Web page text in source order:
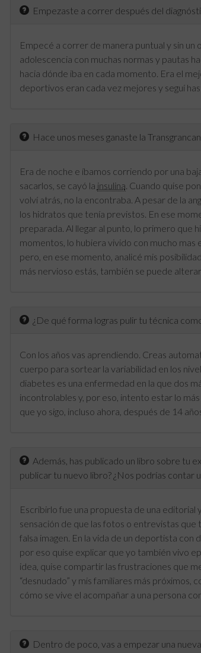
Empezaste a correr después del
Empecé a correr de manera puntual y sin
adolescencia con muchas normas y pautas
hacia dónde iba en cada momento. Era el
deportivos eran cada vez mejores y seguí
Hace unos meses ganaste la
Era de noche e íbamos corriendo por una
sacarlos, se cayó la insulina. Cuando quise
volví atrás, no la encontraba. A pesar de la
los hidratos que tenía previstos. En ese
preparada. Al llegar al punto, lo primero que
momentos, lo hubiera vivido con mucho mas
pero, en ese momento, analicé mis
más nervioso estás, también se puede
¿De qué forma logras pulir tu técnica
Con los años vas aprendiendo. Creas
cuerpo para sortear la variabilidad en los
diabetes es una enfermedad en la que dos
incontrolables y, por eso, intento estar lo
que yo sigo, incluso ahora, después de 14
Además, has publicado un libro sobre tu
publicar tu nuevo libro? ¿Nos podrías contar
Escribirlo fue una propuesta de una editorial
sensación de que las fotos o entrevistas que
falsa imagen. En la vida de un deportista con
por eso quise explicar que yo también vivo
idea, quise compartir las frustraciones que
“desnudado” y mis familiares más
cómo se vive el acompañar a una persona
Dentro de poco, vas a empezar una